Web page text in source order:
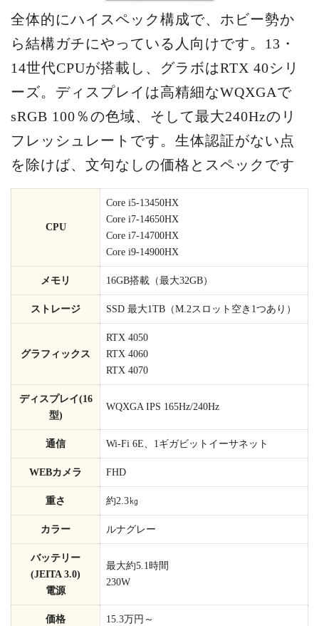
全体的にハイスペック構成で、ホビー勢か
ら結構ガチにやっている人向けです。13・
14世代CPUが搭載し、グラボはRTX 40シリ
ーズ。ディスプレイは高精細なWQXGAで
sRGB 100％の色域、そして最大240Hzのリ
フレッシュレートです。生体認証がない点
を除けば、文句なしの価格とスペックです
CPU
Core i5-13450HX
Core i7-14650HX
Core i7-14700HX
Core i9-14900HX
メモリ 16GB搭載（最大32GB）
ストレージ SSD 最大1TB（M.2スロット空き1つあり）
グラフィックス
RTX 4050
RTX 4060
RTX 4070
ディスプレイ(16
型)
WQXGA IPS 165Hz/240Hz
通信 Wi-Fi 6E、1ギガビットイーサネット
WEBカメラ FHD
重さ 約2.3㎏
カラー ルナグレー
バッテリー
(JEITA 3.0)
電源
最大約5.1時間
230W
価格 15.3万円～